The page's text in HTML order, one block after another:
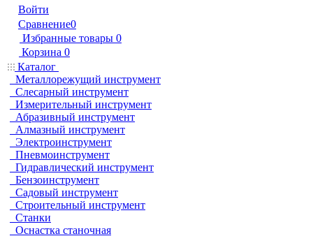
Войти
Сравнение0
Избранные товары 0
Корзина 0
Каталог
Металлорежущий инструмент
Слесарный инструмент
Измерительный инструмент
Абразивный инструмент
Алмазный инструмент
Электроинструмент
Пневмоинструмент
Гидравлический инструмент
Бензоинструмент
Садовый инструмент
Строительный инструмент
Станки
Оснастка станочная